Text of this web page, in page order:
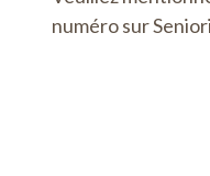
numéro sur